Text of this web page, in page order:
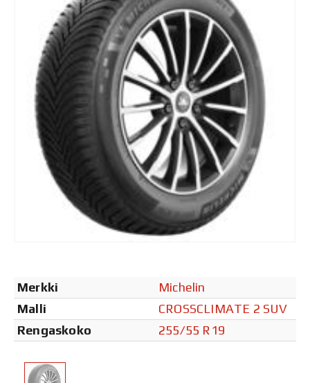
Merkki
Michelin
Malli
CROSSCLIMATE 2 SUV
Rengaskoko
255/55 R19